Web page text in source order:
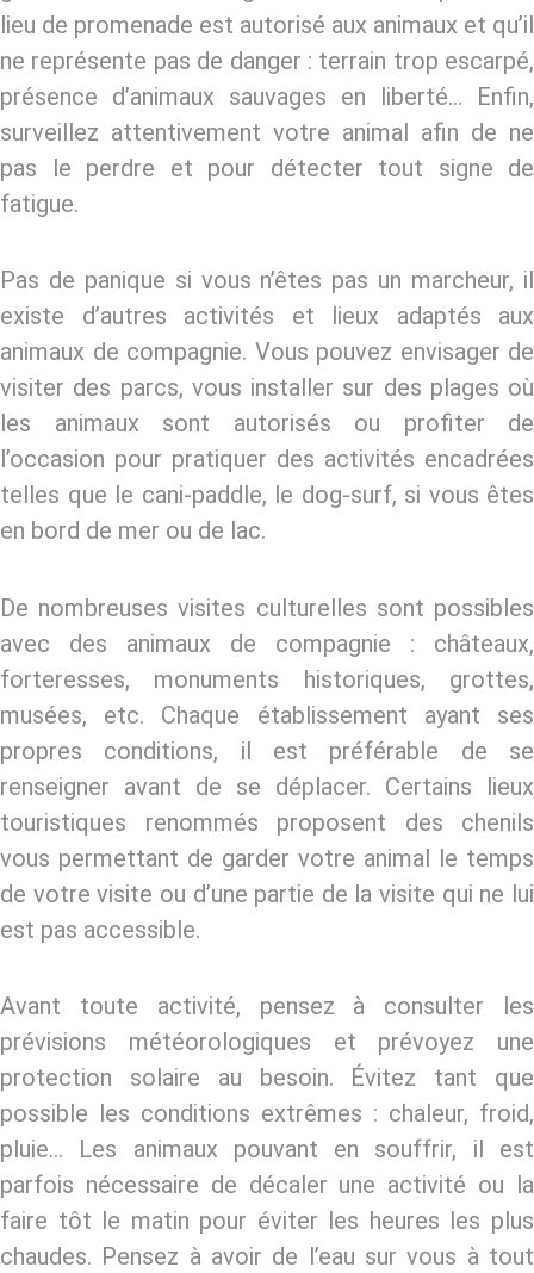
lieu de promenade est autorisé aux animaux et qu’il
ne représente pas de danger : terrain trop escarpé,
présence d’animaux sauvages en liberté… Enfin,
surveillez attentivement votre animal afin de ne
pas le perdre et pour détecter tout signe de
fatigue.
Pas de panique si vous n’êtes pas un marcheur, il
existe d’autres activités et lieux adaptés aux
animaux de compagnie. Vous pouvez envisager de
visiter des parcs, vous installer sur des plages où
les animaux sont autorisés ou profiter de
l’occasion pour pratiquer des activités encadrées
telles que le cani-paddle, le dog-surf, si vous êtes
en bord de mer ou de lac.
De nombreuses visites culturelles sont possibles
avec des animaux de compagnie : châteaux,
forteresses, monuments historiques, grottes,
musées, etc. Chaque établissement ayant ses
propres conditions, il est préférable de se
renseigner avant de se déplacer. Certains lieux
touristiques renommés proposent des chenils
vous permettant de garder votre animal le temps
de votre visite ou d’une partie de la visite qui ne lui
est pas accessible.
Avant toute activité, pensez à consulter les
prévisions météorologiques et prévoyez une
protection solaire au besoin. Évitez tant que
possible les conditions extrêmes : chaleur, froid,
pluie… Les animaux pouvant en souffrir, il est
parfois nécessaire de décaler une activité ou la
faire tôt le matin pour éviter les heures les plus
chaudes. Pensez à avoir de l’eau sur vous à tout